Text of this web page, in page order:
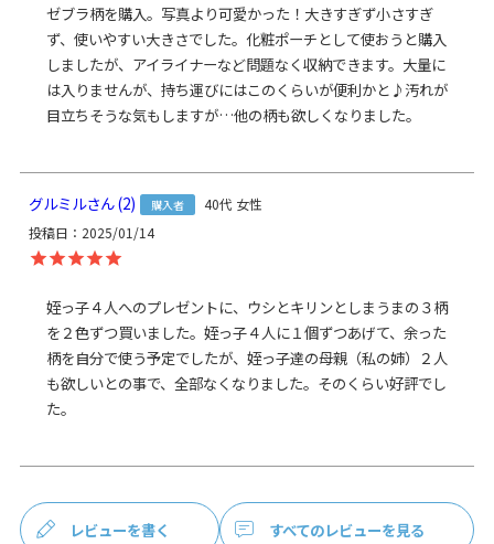
＜重さ＞ 85g
※外寸は口金を含みます。※内寸は口金を含みません。
＜袋＞ 表地：綿100％、裏地：レーヨン100％（※裏地の色
＜口金＞ 鉄（シルバー）
製造 日本製（京都秀和がま口製作所）
お支払方法 クレジットカード
クレジットカード決済、Amazon Pay、PayPay、楽天ペイを
ご選択の場合、システムの都合上、商品発送前にご請求させ
て頂く場合がございます。何卒ご了承下さいますようお願い
発送方法
能
ゆうパック：全国一律770円
日時指定可能
ゼブラ柄を購入。写真より可愛かった！大きすぎず小さすぎ
ず、使いやすい大きさでした。化粧ポーチとして使おうと購入
しましたが、アイライナーなど問題なく収納できます。大量に
は入りませんが、持ち運びにはこのくらいが便利かと♪汚れが
目立ちそうな気もしますが…他の柄も欲しくなりました。
グルミル 2 購入者 40代 女性
投稿日
2025/01/14
姪っ子４人へのプレゼントに、ウシとキリンとしまうまの３柄
を２色ずつ買いました。姪っ子４人に１個ずつあげて、余った
柄を自分で使う予定でしたが、姪っ子達の母親（私の姉）２人
も欲しいとの事で、全部なくなりました。そのくらい好評でし
た。
レビューを書く すべてのレビューを見る